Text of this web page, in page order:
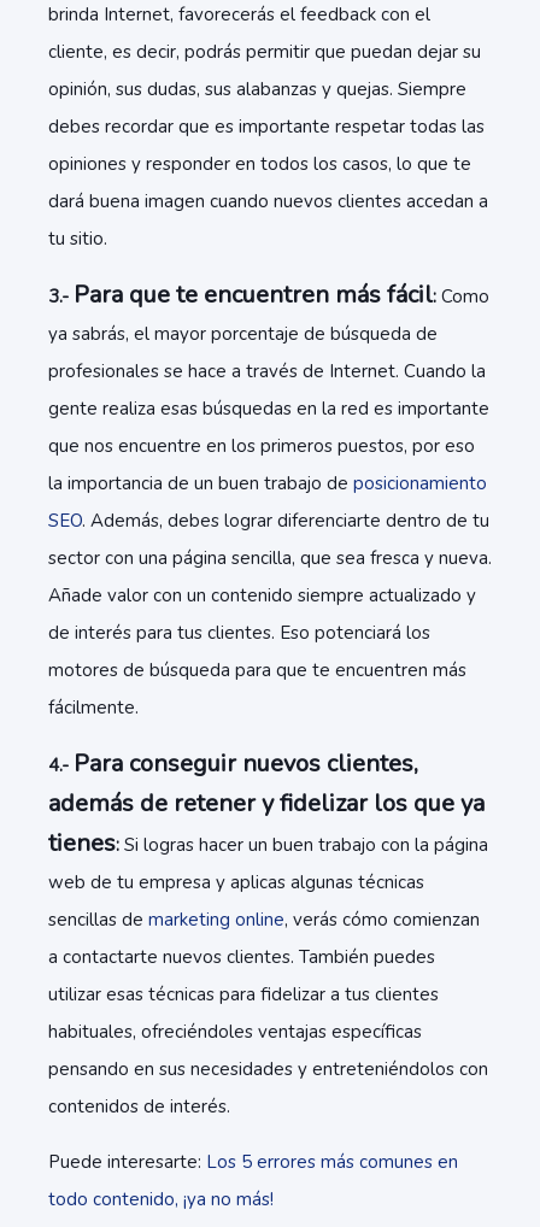
brinda Internet, favorecerás el feedback con el
cliente, es decir, podrás permitir que puedan dejar su
opinión, sus dudas, sus alabanzas y quejas. Siempre
debes recordar que es importante respetar todas las
opiniones y responder en todos los casos, lo que te
dará buena imagen cuando nuevos clientes accedan a
tu sitio.
3.- Para que te encuentren más fácil: Como
ya sabrás, el mayor porcentaje de búsqueda de
profesionales se hace a través de Internet. Cuando la
gente realiza esas búsquedas en la red es importante
que nos encuentre en los primeros puestos, por eso
la importancia de un buen trabajo de posicionamiento
SEO. Además, debes lograr diferenciarte dentro de tu
sector con una página sencilla, que sea fresca y nueva.
Añade valor con un contenido siempre actualizado y
de interés para tus clientes. Eso potenciará los
motores de búsqueda para que te encuentren más
fácilmente.
4.- Para conseguir nuevos clientes,
además de retener y fidelizar los que ya
tienes: Si logras hacer un buen trabajo con la página
web de tu empresa y aplicas algunas técnicas
sencillas de marketing online, verás cómo comienzan
a contactarte nuevos clientes. También puedes
utilizar esas técnicas para fidelizar a tus clientes
habituales, ofreciéndoles ventajas específicas
pensando en sus necesidades y entreteniéndolos con
contenidos de interés.
Puede interesarte: Los 5 errores más comunes en
todo contenido, ¡ya no más!